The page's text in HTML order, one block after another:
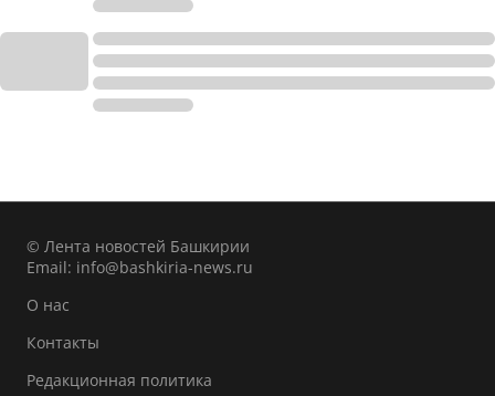
© Лента новостей Башкирии
Email: info@bashkiria-news.ru
О нас
Контакты
Редакционная политика